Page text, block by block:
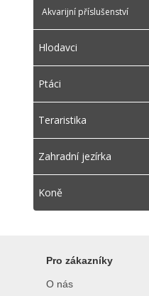
Akvarijní příslušenství
Hlodavci
Ptáci
Teraristika
Zahradní jezírka
Koně
Pro zákazníky
O nás